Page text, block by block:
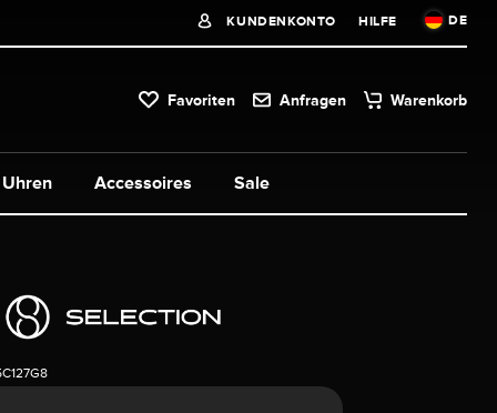
KUNDENKONTO HILFE DE
Favoriten Anfragen Warenkorb
Uhren Accessoires Sale